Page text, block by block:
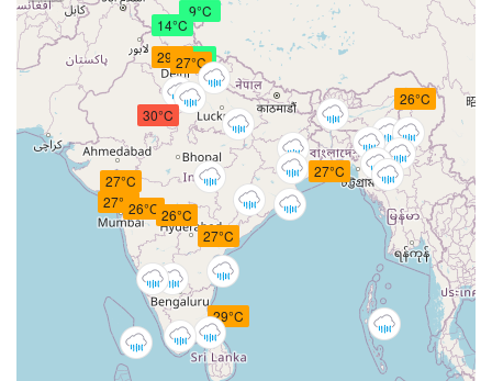
26°C
27°C
27°C
27°C
26°C
27°C
27°C
17°C
29°C
9°C
29°C
30°C
14°C
26°C